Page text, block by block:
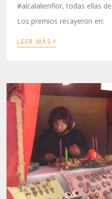
#alcalalienflor, todas ellas
Los premios recayeron en:
LEER MÁS ›